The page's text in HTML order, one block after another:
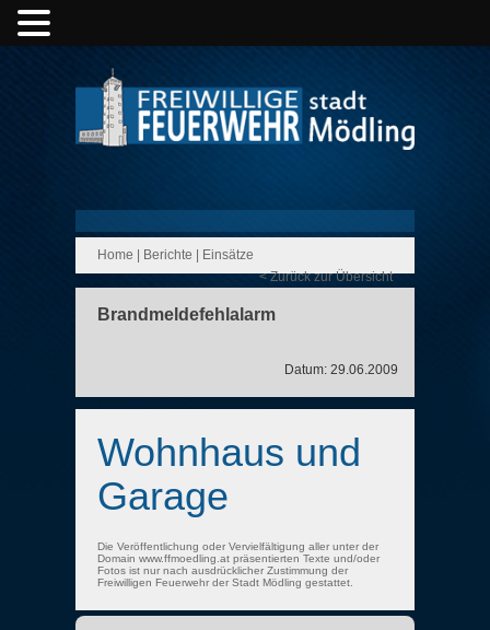
Home Berichte
Einsätze
< Zurück zur Übersicht
Brandmeldefehlalarm
Datum: 29.06.2009
Wohnhaus und
Garage
Die Veröffentlichung oder Vervielfältigung aller unter der
Domain www.ffmoedling.at präsentierten Texte und/oder
Fotos ist nur nach ausdrücklicher Zustimmung der
Freiwilligen Feuerwehr der Stadt Mödling gestattet.